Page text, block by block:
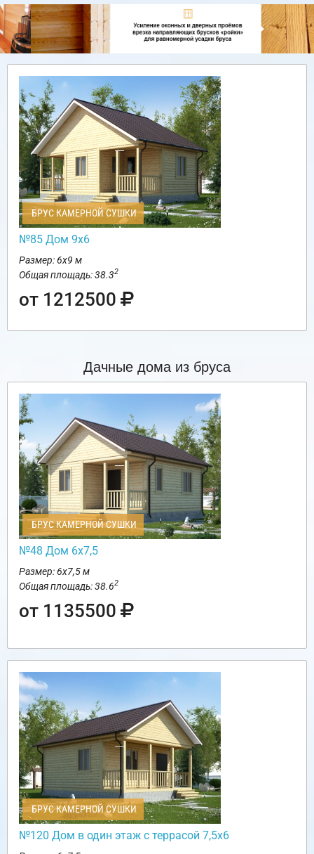
БРУС КАМЕРНОЙ СУШКИ
№85 Дом 9х6
Размер: 6х9 м
Общая площадь: 38.32
от 1212500
Дачные дома из бруса
БРУС КАМЕРНОЙ СУШКИ
№48 Дом 6х7,5
Размер: 6х7,5 м
Общая площадь: 38.62
от 1135500
БРУС КАМЕРНОЙ СУШКИ
№120 Дом в один этаж с террасой 7,5х6